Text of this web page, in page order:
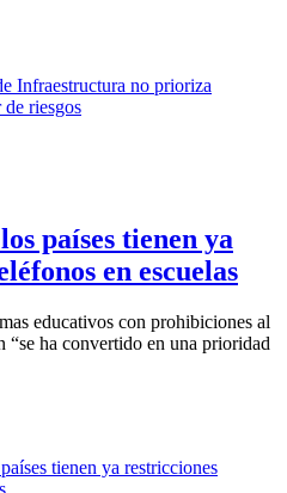
países tienen ya
en escuelas
educativos con prohibiciones al
“se ha convertido en una prioridad